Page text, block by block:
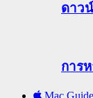
ดาว
การ